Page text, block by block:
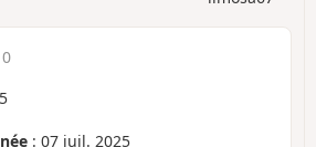
5
: 07 juil. 2025